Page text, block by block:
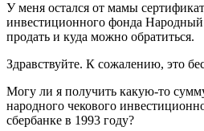
У меня остался от мамы
инвестиционного фонда Народный
продать и куда можно обратиться.
Здравствуйте. К сожалению, это
Могу ли я получить какую-то
народного чекового
сбербанке в 1993 году?